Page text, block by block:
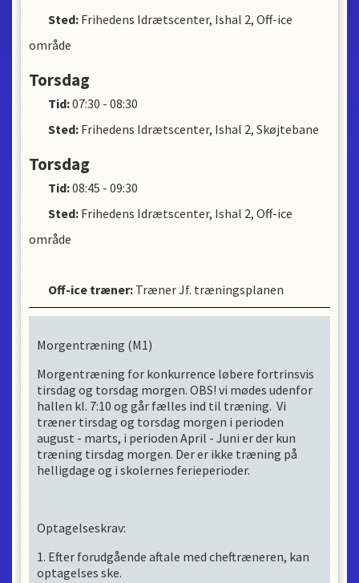
segment A1, A2, eller B1
ultimo august
Tilmelde dig til konkurrencer inden deadline.
Holde dig dagligt opdateret
Alders inddeling gældende pr. 1 juli ved sæson
K1 hold 15-25 år
Niveau inddeling
C er her man starter som lille eller, som ny i K-
afdelingen.
B er pt. under revurdering og indplacering sker
alene af klubbens chef træner.
A er pt. under revurdering og indplacering sker
alene af klubbens chef træner.
E er for junior og senior løbere, som er i
udtagelse af et forbund til internationale
konkurrencer.
oprykning, i forhold til din alder ved pr. 1 juli i hver
I løbet af sæsonen vurderer trænerne løbende om
du skal indplaceres på et andet niveau. Trænerne vil
Sted: Frihedens Idrætscenter, Ishal 2, Off-ice
område
Torsdag
Tid:07:30 - 08:30
Sted: Frihedens Idrætscenter, Ishal 2, Skøjtebane
Torsdag
Tid:08:45 - 09:30
Sted: Frihedens Idrætscenter, Ishal 2, Off-ice
område
Off-ice træner: Træner Jf. træningsplanen
Morgentræning (M1)
Morgentræning for konkurrence løbere fortrinsvis
tirsdag og torsdag morgen. OBS! vi mødes udenfor
hallen kl. 7:10 og går fælles ind til træning. Vi
træner tirsdag og torsdag morgen i perioden
august - marts, i perioden April - Juni er der kun
træning tirsdag morgen. Der er ikke træning på
helligdage og i skolernes ferieperioder.
Optagelseskrav:
1. Efter forudgående aftale med cheftræneren, kan
optagelses ske.